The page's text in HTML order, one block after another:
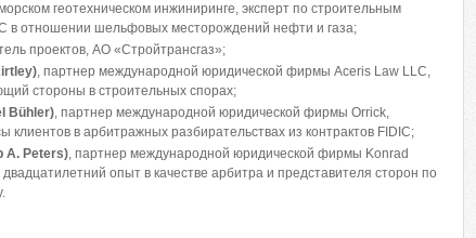
геотехническом инжиниринге, эксперт по строительным
в отношении шельфовых месторождений нефти и газа;
проектов, АО «Стройтрансгаз»;
, партнер международной юридической фирмы Aceris Law LLC,
стороны в строительных спорах;
Bühler), партнер международной юридической фирмы Orrick,
в арбитражных разбирательствах из контрактов FIDIC;
A. Peters), партнер международной юридической фирмы Konrad
опыт в качестве арбитра и представителя сторон по